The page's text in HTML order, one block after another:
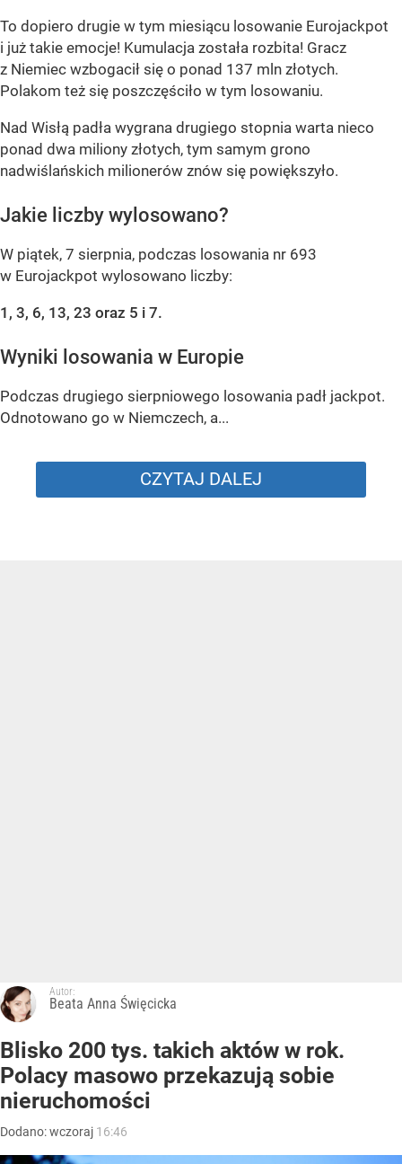
To dopiero drugie w tym miesiącu losowanie Eurojackpot
i już takie emocje! Kumulacja została rozbita! Gracz
z Niemiec wzbogacił się o ponad 137 mln złotych.
Polakom też się poszczęściło w tym losowaniu.
Nad Wisłą padła wygrana drugiego stopnia warta nieco
ponad dwa miliony złotych, tym samym grono
nadwiślańskich milionerów znów się powiększyło.
Jakie liczby wylosowano?
W piątek, 7 sierpnia, podczas losowania nr 693
w Eurojackpot wylosowano liczby:
1, 3, 6, 13, 23 oraz 5 i 7.
Wyniki losowania w Europie
Podczas drugiego sierpniowego losowania padł jackpot.
Odnotowano go w Niemczech, a...
CZYTAJ DALEJ
Autor:
Beata Anna Święcicka
Blisko 200 tys. takich aktów w rok.
Polacy masowo przekazują sobie
nieruchomości
Dodano:wczoraj 16:46